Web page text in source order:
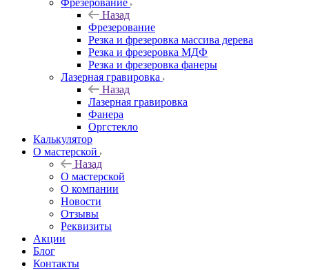
Фрезерование
Назад
Фрезерование
Резка и фрезеровка массива дерева
Резка и фрезеровка МДФ
Резка и фрезеровка фанеры
Лазерная гравировка
Назад
Лазерная гравировка
Фанера
Орг­стек­ло
Калькулятор
О мастерской
Назад
О мастерской
О компании
Новости
Отзывы
Реквизиты
Акции
Блог
Контакты